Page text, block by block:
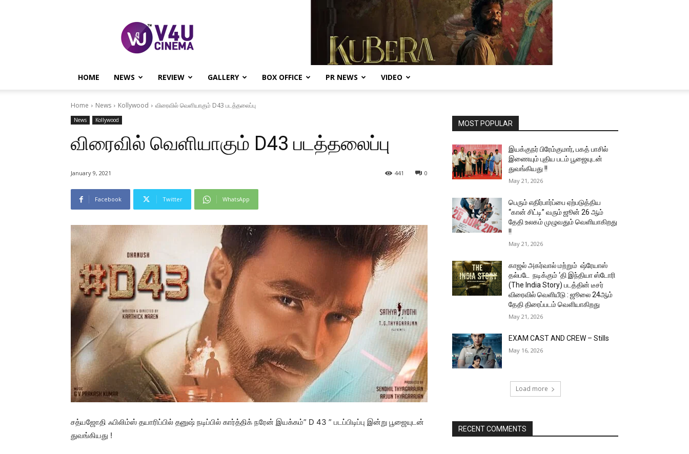
CINEMA
HOME NEWS REVIEW GALLERY BOX OFFICE PR NEWS VIDEO
Home News Kollywood விரைவில் வெளியாகும் D43 படத்தலைப்பு
News Kollywood
விரைவில் வெளியாகும் D43 படத்தலைப்பு
January 9, 2021 0
441
Facebook Twitter WhatsApp
சத்யஜோதி ஃபிலிம்ஸ் தயாரிப்பில் தனுஷ் நடிப்பில் கார்த்திக் நரேன் இயக்கம்” D 43 ” படப்பிடிப்பு இன்று பூஜையுடன்
துவங்கியது !
MOST POPULAR
இயக்குநர் பிரேம்குமார், பகத் பாசில்
இணையும் புதிய படம் பூஜையுடன்
துவங்கியது !!
May 21, 2026
பெரும் எதிர்பார்ப்பை ஏற்படுத்திய
“கான் சிட்டி” வரும் ஜூன் 26 ஆம்
தேதி உலகம் முழுவதும் வெளியாகிறது
!!
May 21, 2026
காஜல் அகர்வால் மற்றும் ஷ்ரேயாஸ்
தல்படே நடிக்கும் ‘தி இந்தியா ஸ்டோரி
(The India Story) படத்தின் டீசர்
விரைவில் வெளியீடு : ஜூலை 24ஆம்
தேதி திரைப்படம் வெளியாகிறது
May 21, 2026
EXAM CAST AND CREW – Stills
May 16, 2026
Load more
RECENT COMMENTS